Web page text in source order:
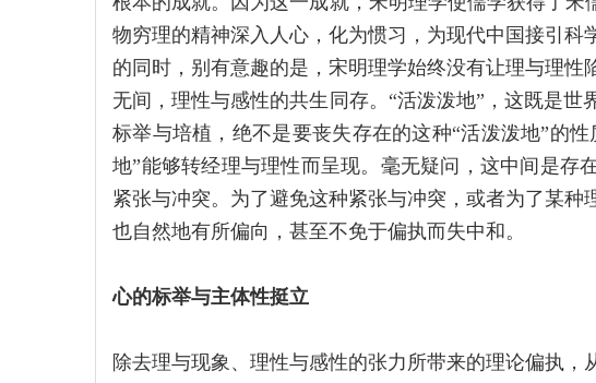
物穷理的精神深入人心，化为惯习，为现代中国接引科
的同时，别有意趣的是，宋明理学始终没有让理与理性
无间，理性与感性的共生同存。“活泼泼地”，这既是
标举与培植，绝不是要丧失存在的这种“活泼泼地”的
地”能够转经理与理性而呈现。毫无疑问，这中间是存
紧张与冲突。为了避免这种紧张与冲突，或者为了某
也自然地有所偏向，甚至不免于偏执而失中和。
心的标举与主体性挺立
除去理与现象、理性与感性的张力所带来的理论偏执